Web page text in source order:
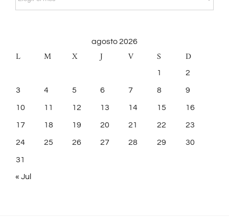
agosto 2026
L M X J V S D
1 2
3 4 5 6 7 8 9
10 11 12 13 14 15 16
17 18 19 20 21 22 23
24 25 26 27 28 29 30
31
« Jul